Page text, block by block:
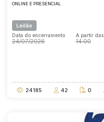
ONLINE E PRESENCIAL
Leilão
Data do encerramento
24/07/2026
A partir das
14:00
24185 42 0